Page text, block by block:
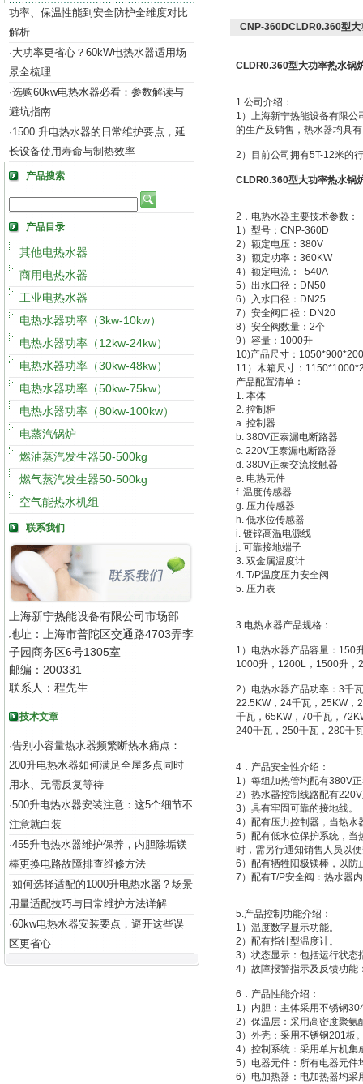
功率、保温性能到安全防护全维度对比
解析
·大功率更省心？60kW电热水器适用场
景全梳理
·选购60kw电热水器必看：参数解读与
避坑指南
·1500 升电热水器的日常维护要点，延
长设备使用寿命与制热效率
产品搜索
产品目录
其他电热水器
商用电热水器
工业电热水器
电热水器功率（3kw-10kw）
电热水器功率（12kw-24kw）
电热水器功率（30kw-48kw）
电热水器功率（50kw-75kw）
电热水器功率（80kw-100kw）
电蒸汽锅炉
燃油蒸汽发生器50-500kg
燃气蒸汽发生器50-500kg
空气能热水机组
联系我们
上海新宁热能设备有限公司市场部
地址：上海市普陀区交通路4703弄李
子园商务区6号1305室
邮编：200331
联系人：程先生
技术文章
·告别小容量热水器频繁断热水痛点：
200升电热水器如何满足全屋多点同时
用水、无需反复等待
·500升电热水器安装注意：这5个细节不
注意就白装
·455升电热水器维护保养，内胆除垢镁
棒更换电路故障排查维修方法
·如何选择适配的1000升电热水器？场景
用量适配技巧与日常维护方法详解
·60kw电热水器安装要点，避开这些误
区更省心
CNP-360DCLDR0.360型大
CLDR0.360型大功率热水锅
1.公司介绍：
1）上海新宁热能设备有限
的生产及销售，热水器均具
2）目前公司拥有5T-12米的
CLDR0.360型大功率热水锅
2．电热水器主要技术参数：
1）型号：CNP-360D
2）额定电压：380V
3）额定功率：360KW
4）额定电流： 540A
5）出水口径：DN50
6）入水口径：DN25
7）安全阀口径：DN20
8）安全阀数量：2个
9）容量：1000升
10)产品尺寸：
11）木箱尺寸：
产品配置清单：
1. 本体
2. 控制柜
a. 控制器
b. 380V正泰漏电断路器
c. 220V正泰漏电断路器
d. 380V正泰交流接触器
e. 电热元件
f. 温度传感器
g. 压力传感器
h. 低水位传感器
i. 镀锌高温电源线
j. 可靠接地端子
3. 双金属温度计
4. T/P温度压力安全阀
5. 压力表
3.电热水器产品规格：
1）电热水器产品容量：150
1000升，1200L，1500升
2）电热水器产品功率：3千
22.5KW，24千瓦，25KW，
千瓦，65KW，70千瓦，
240千瓦，250千瓦，280千
4．产品安全性介绍：
1）每组加热管均配有380V
2）热水器控制线路配有
3）具有牢固可靠的接地线。
4）配有压力控制器，当热水
5）配有低水位保护系统，当
时，需另行通知销售人员以
6）配有牺牲阳极镁棒，以防
7）配有T/P安全阀：热水器
5.产品控制功能介绍：
1）温度数字显示功能。
2）配有指针型温度计。
3）状态显示：包括运行状态
4）故障报警指示及反馈功能
6．产品性能介绍：
1）内胆：主体采用不锈钢
2）保温层：采用高密度聚氨
3）外壳：采用不锈钢201板
4）控制系统：采用单片机集
5）电器元件：所有电器元件
6）电加热器：电加热器均采